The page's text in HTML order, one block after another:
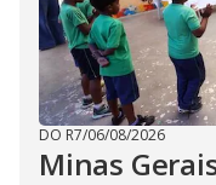
DO R7/06/08/2026
Minas